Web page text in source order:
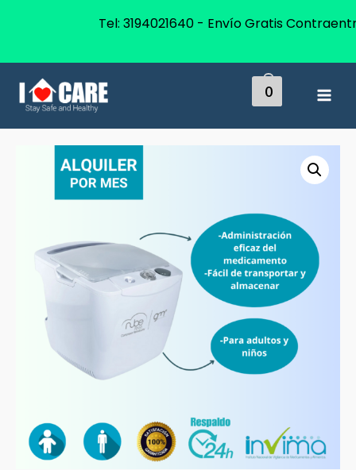
0
Tel: 3194021640 - Envío Gratis